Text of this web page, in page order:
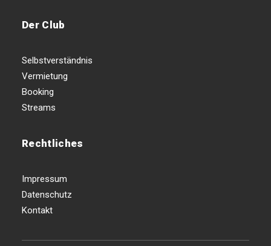
Der Club
Selbstverständnis
Vermietung
Booking
Streams
Rechtliches
Impressum
Datenschutz
Kontakt